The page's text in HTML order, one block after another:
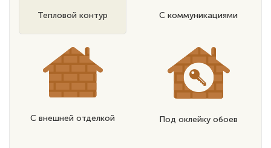
Тепловой контур С коммуникациями
С внешней отделкой Под оклейку обоев